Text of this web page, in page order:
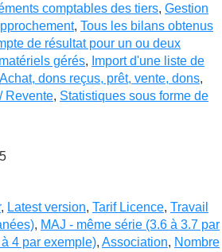
comptables des tiers, Gestion
, Tous les bilans obtenus
de résultat pour un ou deux
gérés, Import d'une liste de
Achat, dons reçus, prêt, vente, dons,
Revente, Statistiques sous forme de
, Latest version, Tarif Licence, Travail
, MAJ - même série (3.6 à 3.7 par
4 par exemple), Association, Nombre